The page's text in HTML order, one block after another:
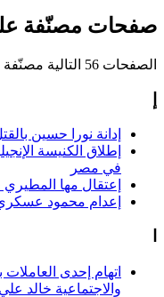
صفحات مصنّفة
الصفحات 56 التالية مصنّفة على هذا التصنيف، من إجمالي 56.
إدانة نورا حسين بالقتل
إطلاق الكنيسة
في مصر
إعتقال مها المطيري
إعدام محمود عسكري
اتهام إحدى
والاجتماعية خالد